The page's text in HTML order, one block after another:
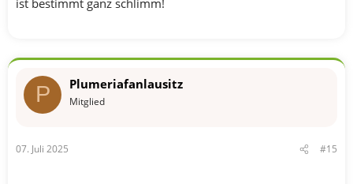
P Plumeriafanlausitz
Mitglied
07. Juli 2025 #15